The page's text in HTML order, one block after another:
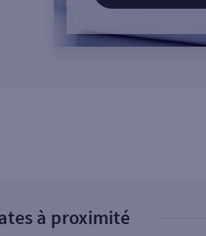
à proximité